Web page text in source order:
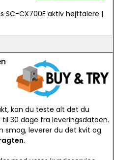
SC-CX700E aktiv højttalere |
kan du teste alt det du
30 dage fra leveringsdatoen.
smag, leverer du det kvit og
.